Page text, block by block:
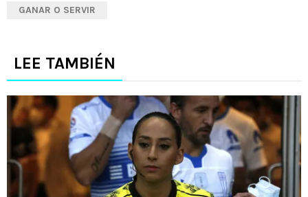
GANAR O SERVIR
LEE TAMBIÉN